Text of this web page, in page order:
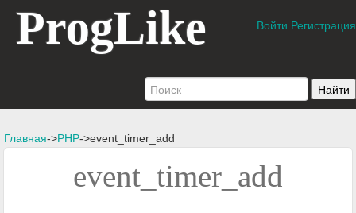
ProgLike Войти Регистрация
Главная->PHP->event_timer_add
event_timer_add